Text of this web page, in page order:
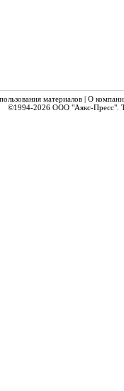
материалов| О
©1994-2026 ООО "Аякс-Пресс".